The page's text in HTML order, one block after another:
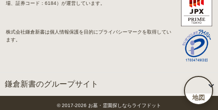
地図
場、証券コード：6184）が運営しています。
株式会社鎌倉新書は個人情報保護を目的にプライバシーマークを取得してい
ます。
鎌倉新書のグループサイト
「Life.（ライフドット）」関連サイト
© 2017-2026 お墓・霊園探しならライフドット